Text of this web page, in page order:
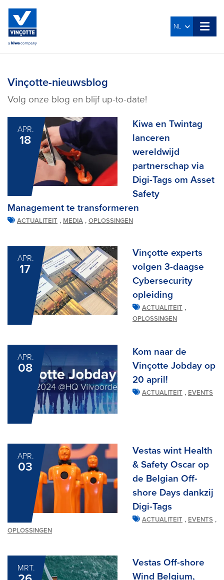
NL
Vinçotte-nieuwsblog
Volg onze blog en blijf up-to-date!
APR.
18
Kiwa en Twintag
lanceren
wereldwijd
partnerschap via
Digi-Tags om Asset
Safety
Management te transformeren
ACTUALITEIT , MEDIA , OPLOSSINGEN
APR.
17
Vinçotte experts
volgen 3-daagse
Cybersecurity
opleiding
ACTUALITEIT ,
OPLOSSINGEN
APR.
08
Kom naar de
Vinçotte Jobday op
20 april!
ACTUALITEIT , EVENTS
APR.
03
Vestas wint Health
& Safety Oscar op
de Belgian Off-
shore Days dankzij
Digi-Tags
ACTUALITEIT , EVENTS ,
OPLOSSINGEN
MRT.
Vestas Off-shore
Wind Belgium,